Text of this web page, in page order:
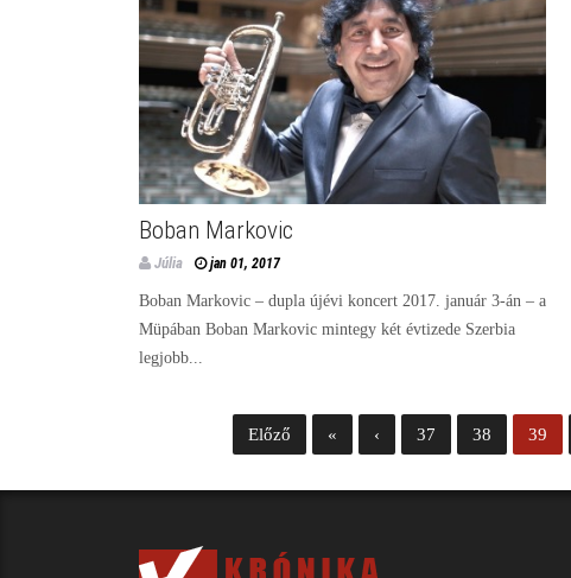
Boban Markovic
Júlia jan 01, 2017
Boban Markovic – dupla újévi koncert 2017. január 3-án – a
Müpában Boban Markovic mintegy két évtizede Szerbia
legjobb...
Előző « ‹ 37 38 39